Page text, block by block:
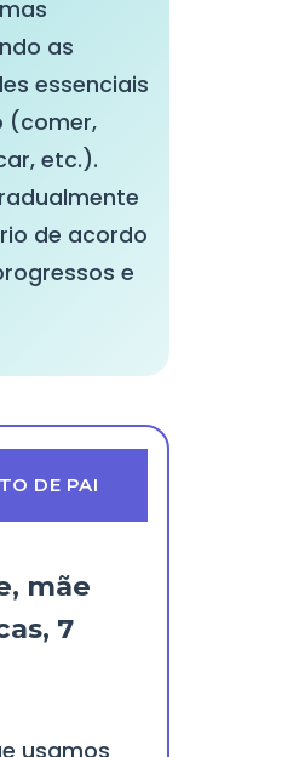
as
essenciais
(comer,
etc.).
de acordo
e
DE PAI
mãe
7
usamos